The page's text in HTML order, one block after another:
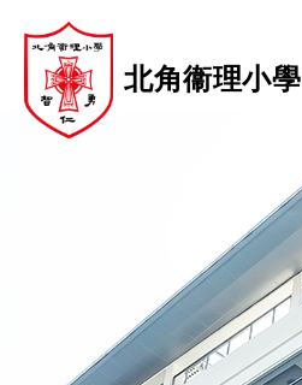
北角衞理小學